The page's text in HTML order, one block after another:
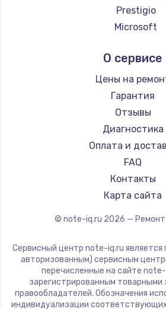
Ремонт ноутбуков
Ремонт ноутбуков
Ремонт ноутбуков
Ремонт
Ремонт ноутбуков
Ремонт ноутбуков
Ремонт ноутбуков
Ремонт ноутбуков
Ремонт ноутбуков
Prestigio
Microsoft
Aquarius
Gigabyte
Aorus
Maibenben
Getac
Epson
Philips
LG
Panasonic
ZTE
Hiper
Evga
О сервисе
Цены на
Гарантия
Отзывы
Диагностика
Оплата и
FAQ
Контакты
Карта сайта
© note-iq.ru 2026 — Ремонт
Сервисный центр note-iq.ru является
авторизованным) сервисным
перечисленные на сайте
зарегистрированным товарными
правообладателей. Обозначения
индивидуализации